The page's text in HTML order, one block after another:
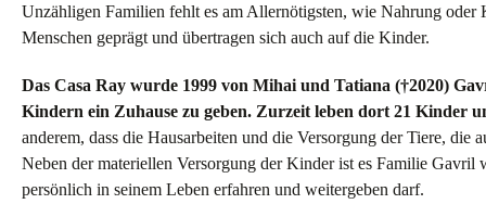
Unzähligen Familien fehlt es am Allernötigsten, wie Nahrung
Menschen geprägt und übertragen sich auch auf die Kinder.
Das Casa Ray wurde 1999 von Mihai und Tatiana (†2020)
Kindern ein Zuhause zu geben. Zurzeit leben dort 21 Kinder
anderem, dass die Hausarbeiten und die Versorgung der Tiere, die
Neben der materiellen Versorgung der Kinder ist es Familie Gavril
persönlich in seinem Leben erfahren und weitergeben darf.